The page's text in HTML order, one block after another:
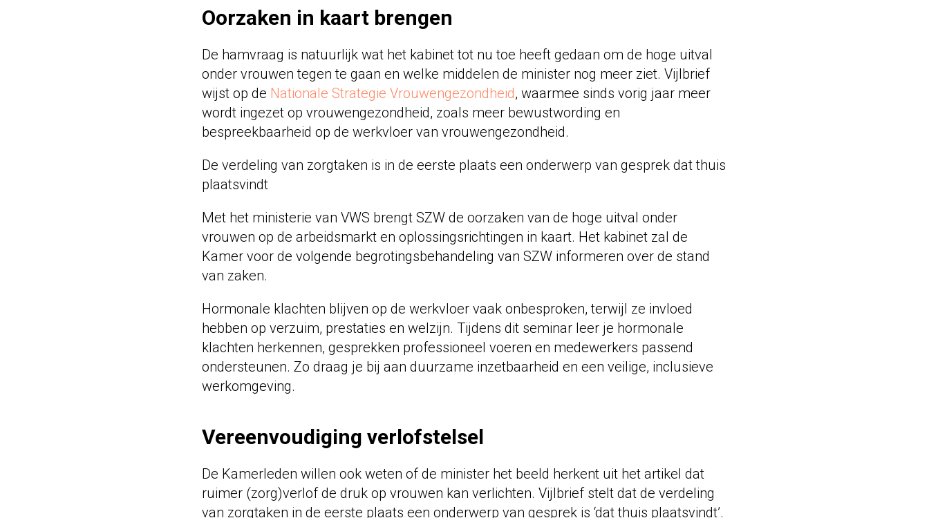
Oorzaken in kaart brengen
De hamvraag is natuurlijk wat het kabinet tot nu toe heeft gedaan om de hoge uitval
onder vrouwen tegen te gaan en welke middelen de minister nog meer ziet. Vijlbrief
wijst op de Nationale Strategie Vrouwengezondheid, waarmee sinds vorig jaar meer
wordt ingezet op vrouwengezondheid, zoals meer bewustwording en
bespreekbaarheid op de werkvloer van vrouwengezondheid.
De verdeling van zorgtaken is in de eerste plaats een onderwerp van gesprek dat thuis
plaatsvindt
Met het ministerie van VWS brengt SZW de oorzaken van de hoge uitval onder
vrouwen op de arbeidsmarkt en oplossingsrichtingen in kaart. Het kabinet zal de
Kamer voor de volgende begrotingsbehandeling van SZW informeren over de stand
van zaken.
Hormonale klachten blijven op de werkvloer vaak onbesproken, terwijl ze invloed
hebben op verzuim, prestaties en welzijn. Tijdens dit seminar leer je hormonale
klachten herkennen, gesprekken professioneel voeren en medewerkers passend
ondersteunen. Zo draag je bij aan duurzame inzetbaarheid en een veilige, inclusieve
werkomgeving.
Vereenvoudiging verlofstelsel
De Kamerleden willen ook weten of de minister het beeld herkent uit het artikel dat
ruimer (zorg)verlof de druk op vrouwen kan verlichten. Vijlbrief stelt dat de verdeling
van zorgtaken in de eerste plaats een onderwerp van gesprek is ‘dat thuis plaatsvindt’.